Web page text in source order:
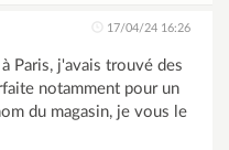
17/04/24 16:26
Paris, j'avais trouvé des
notamment pour un
du magasin, je vous le